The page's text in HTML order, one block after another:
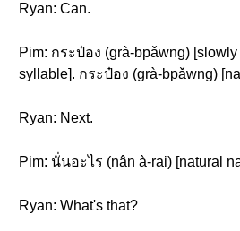
Ryan: Can.
Pim: กระป๋อง (grà-bpǎwng)
syllable]. กระป๋อง (grà-bpǎwng)
Ryan: Next.
Pim: นั่นอะไร (nân à-rai) [natural
Ryan: What's that?